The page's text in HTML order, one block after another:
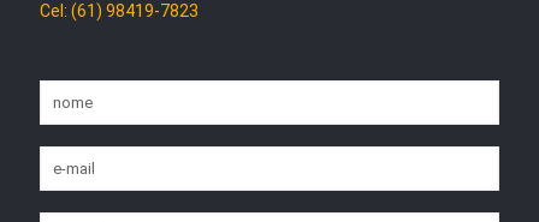
Cel: (61) 98419-7823